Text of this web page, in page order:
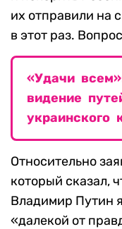
их отправили на
в этот раз.
«Удачи
видение
украинского
Относительно
который сказал,
Владимир Путин
«далекой от